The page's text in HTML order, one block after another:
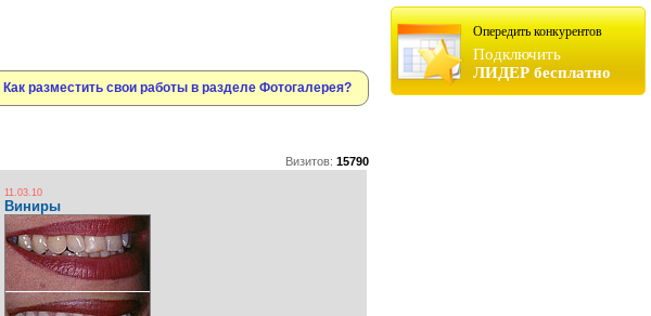
Опередить конкурентов
Подключить
ЛИДЕР бесплатно
Как разместить свои работы в разделе Фотогалерея?
Визитов: 15790
11.03.10
Виниры